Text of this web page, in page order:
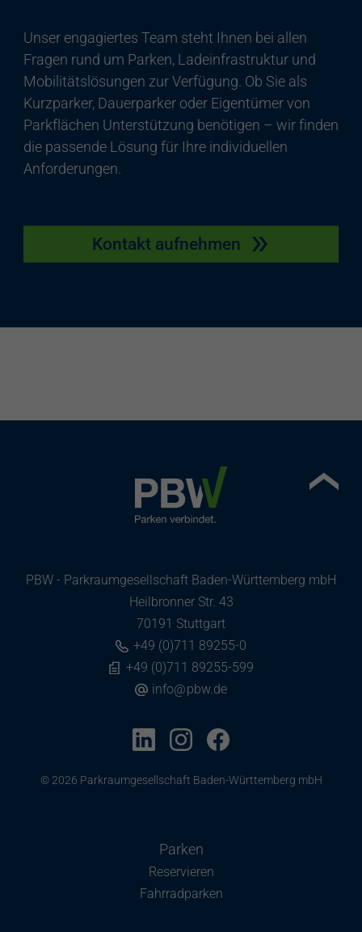
Unser engagiertes Team steht Ihnen bei allen
Fragen rund um Parken, Ladeinfrastruktur und
Mobilitätslösungen zur Verfügung. Ob Sie als
Kurzparker, Dauerparker oder Eigentümer von
Parkflächen Unterstützung benötigen – wir finden
die passende Lösung für Ihre individuellen
Anforderungen.
Kontakt aufnehmen
PBW - Parkraumgesellschaft Baden-Württemberg mbH
Heilbronner Str. 43
70191 Stuttgart
+49 (0)711 89255-0
+49 (0)711 89255-599
info@pbw.de
© 2026 Parkraumgesellschaft Baden-Württemberg mbH
Parken
Reservieren
Fahrradparken